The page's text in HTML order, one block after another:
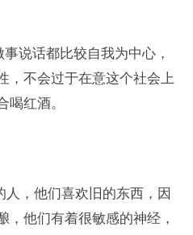
说话都比较自我为中心，
，不会过于在意这个社会上
喝红酒。
，他们喜欢旧的东西，因
，他们有着很敏感的神经，